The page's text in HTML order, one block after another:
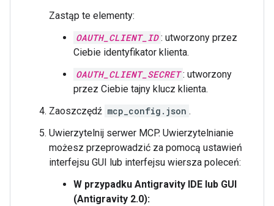
Zastąp te elementy:
OAUTH_CLIENT_ID : utworzony przez
Ciebie identyfikator klienta.
OAUTH_CLIENT_SECRET : utworzony
przez Ciebie tajny klucz klienta.
Zaoszczędź mcp_config.json .
Uwierzytelnij serwer MCP. Uwierzytelnianie
możesz przeprowadzić za pomocą ustawień
interfejsu GUI lub interfejsu wiersza poleceń:
W przypadku Antigravity IDE lub GUI
(Antigravity 2.0):